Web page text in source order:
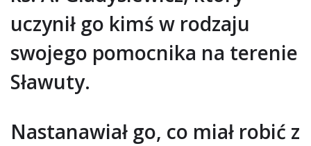
uczynił go kimś w rodzaju
swojego pomocnika na terenie
Sławuty.
Nastanawiał go, co miał robić z